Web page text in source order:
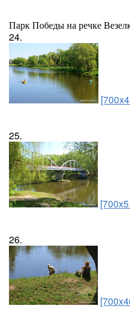
Парк Победы на речке
24.
25.
26.